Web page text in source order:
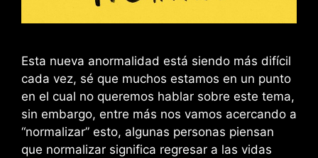
Esta nueva anormalidad está siendo más difícil
cada vez, sé que muchos estamos en un punto
en el cual no queremos hablar sobre este tema,
sin embargo, entre más nos vamos acercando a
“normalizar” esto, algunas personas piensan
que normalizar significa regresar a las vidas